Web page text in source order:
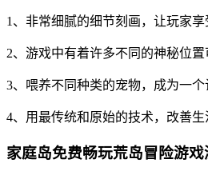
1、非常细腻的细节刻画，让玩家
2、游戏中有着许多不同的神秘位
3、喂养不同种类的宠物，成为一
4、用最传统和原始的技术，改善
家庭岛免费畅玩荒岛冒险游戏